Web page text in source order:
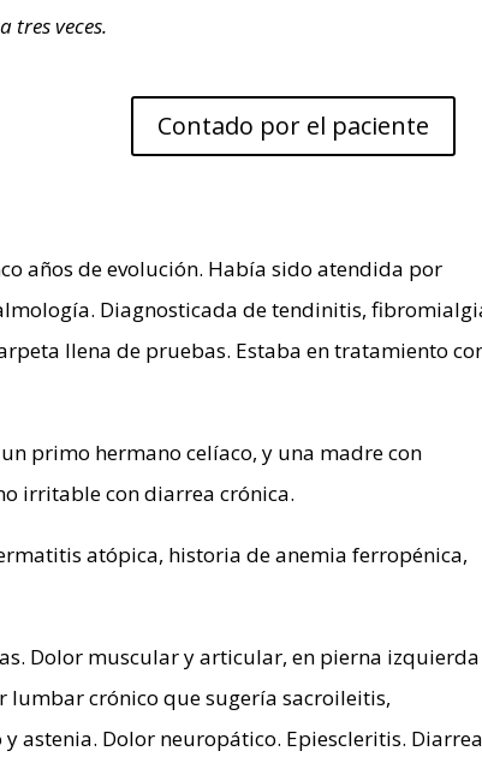
veces.
Contado por el paciente
años de evolución. Había sido atendida por
Diagnosticada de tendinitis,
llena de pruebas. Estaba en tratamiento
primo hermano celíaco, y una madre con
irritable con diarrea crónica.
atópica, historia de anemia ferropénica,
Dolor muscular y articular, en pierna izquierda
lumbar crónico que sugería sacroileitis,
astenia. Dolor neuropático. Epiescleritis.